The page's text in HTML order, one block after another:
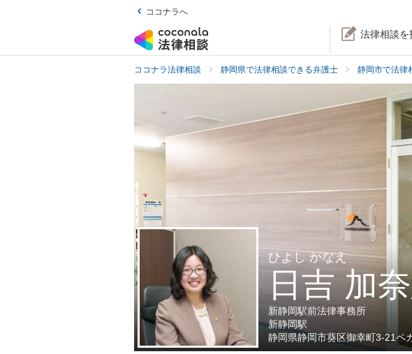
ココナラへ
法律相談を
ココナラ法律相談 静岡県で法律相談できる弁護士 静岡市で法律
ひよし かなえ
日吉 加
新静岡駅前法律事務所
新静岡駅
静岡県静岡市葵区御幸町3-21ペ